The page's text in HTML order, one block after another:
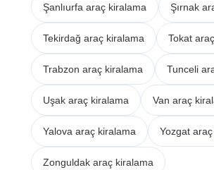
Şanlıurfa araç kiralama Şırnak
Tekirdağ araç kiralama Tokat
Trabzon araç kiralama Tunceli
Uşak araç kiralama Van araç
Yalova araç kiralama Yozgat
Zonguldak araç kiralama